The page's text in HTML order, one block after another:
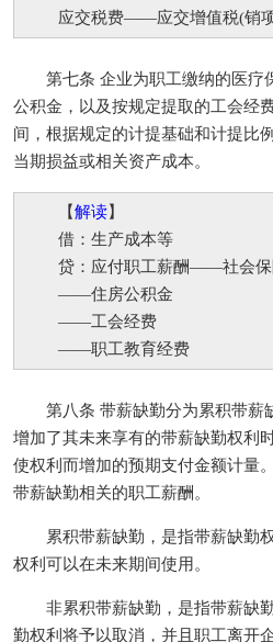
应交税费——应交增值税(销
第七条 企业为职工缴纳的医疗
公积金，以及按规定提取的工会经
间，根据规定的计提基础和计提比
当期损益或相关资产成本。
【解读】
借：生产成本等
贷：应付职工薪酬——社会保
——住房公积金
——工会经费
——职工教育经费
第八条 带薪缺勤分为累积带薪
增加了其未来享有的带薪缺勤权利
使权利而增加的预期支付金额计量
带薪缺勤相关的职工薪酬。
累积带薪缺勤，是指带薪缺勤权
权利可以在未来期间使用。
非累积带薪缺勤，是指带薪缺勤
勤权利将予以取消，并且职工离开